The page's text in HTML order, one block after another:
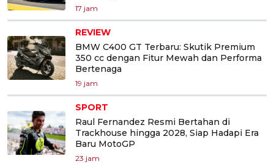
17 jam
REVIEW
BMW C400 GT Terbaru: Skutik Premium
350 cc dengan Fitur Mewah dan Performa
Bertenaga
19 jam
SPORT
Raul Fernandez Resmi Bertahan di
Trackhouse hingga 2028, Siap Hadapi Era
Baru MotoGP
23 jam